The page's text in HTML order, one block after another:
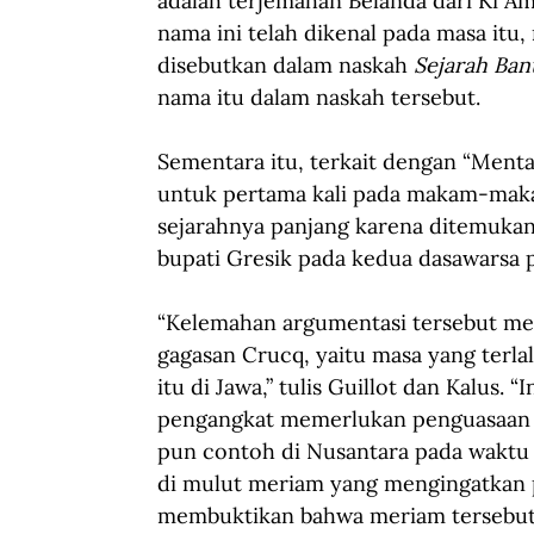
nama ini telah dikenal pada masa
disebutkan dalam naskah Sejarah
nama itu dalam naskah tersebut.
Sementara itu, terkait dengan
untuk pertama kali pada makam-
sejarahnya panjang karena
bupati Gresik pada kedua dasawarsa
“Kelemahan argumentasi tersebut
gagasan Crucq, yaitu masa yang
itu di Jawa,” tulis Guillot dan Kalus.
pengangkat memerlukan
pun contoh di Nusantara pada
di mulut meriam yang
membuktikan bahwa meriam